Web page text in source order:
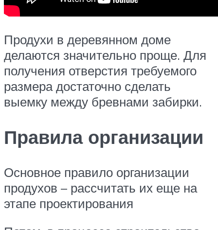
Продухи в деревянном доме
делаются значительно проще. Для
получения отверстия требуемого
размера достаточно сделать
выемку между бревнами забирки.
Правила организации
Основное правило организации
продухов – рассчитать их еще на
этапе проектирования